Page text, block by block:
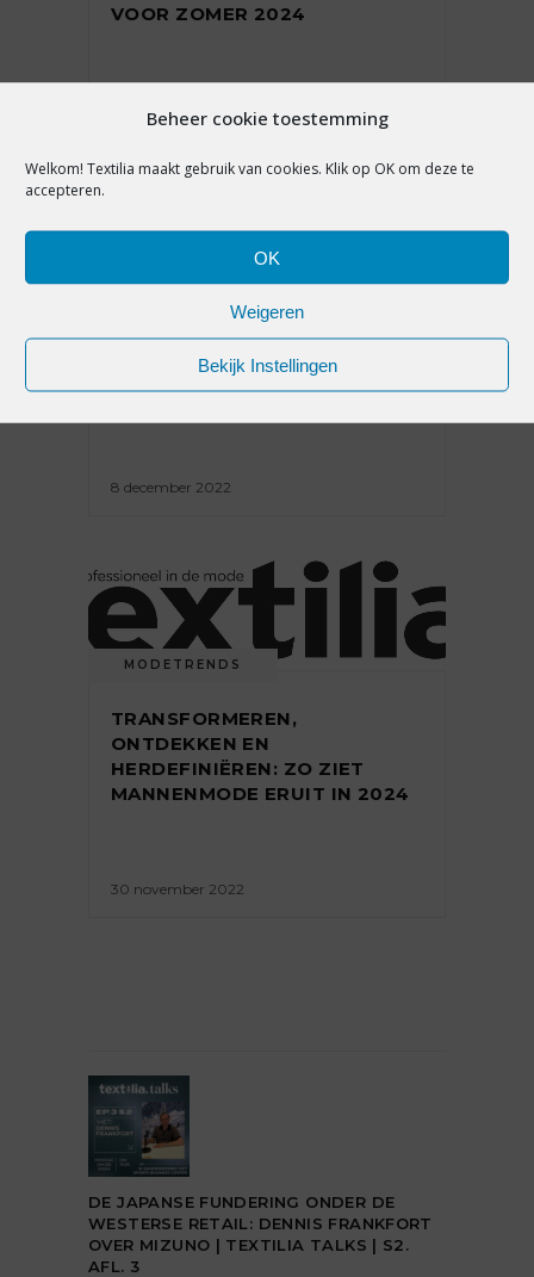
Beheer cookie toestemming
Welkom! Textilia maakt gebruik van cookies. Klik op OK om deze te
accepteren.
OK
Weigeren
Bekijk Instellingen
VOOR ZOMER 2024
9 augustus 2023
MODETRENDS
JAN AGELINK OVER DE
WINTERTRENDS 2023-2024:
BIOBASED EN BEDEKT ‘BLOOT’
8 december 2022
MODETRENDS
TRANSFORMEREN,
ONTDEKKEN EN
HERDEFINIËREN: ZO ZIET
MANNENMODE ERUIT IN 2024
30 november 2022
DE JAPANSE FUNDERING ONDER DE
WESTERSE RETAIL: DENNIS FRANKFORT
OVER MIZUNO | TEXTILIA TALKS | S2.
AFL. 3